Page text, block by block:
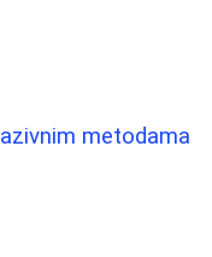
metodama